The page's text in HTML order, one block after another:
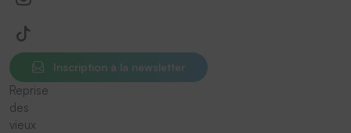
Inscription à la newsletter
Reprise
des
vieux